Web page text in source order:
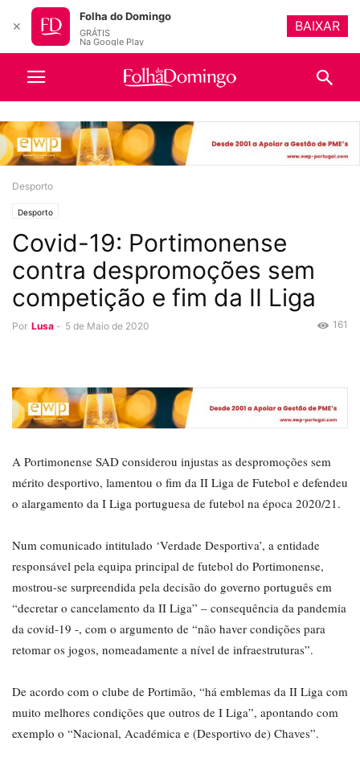
Desporto
Desporto
Covid-19: Portimonense
contra despromoções sem
competição e fim da II Liga
Por Lusa - 5 de Maio de 2020 161
A Portimonense SAD considerou injustas as despromoções sem
mérito desportivo, lamentou o fim da II Liga de Futebol e defendeu
o alargamento da I Liga portuguesa de futebol na época 2020/21.
Num comunicado intitulado ‘Verdade Desportiva’, a entidade
responsável pela equipa principal de futebol do Portimonense,
mostrou-se surpreendida pela decisão do governo português em
“decretar o cancelamento da II Liga” – consequência da pandemia
da covid-19 -, com o argumento de “não haver condições para
retomar os jogos, nomeadamente a nível de infraestruturas”.
De acordo com o clube de Portimão, “há emblemas da II Liga com
muito melhores condições que outros de I Liga”, apontando com
exemplo o “Nacional, Académica e (Desportivo de) Chaves”.
✕
Folha do Domingo
GRÁTIS
Na Google Play
BAIXAR